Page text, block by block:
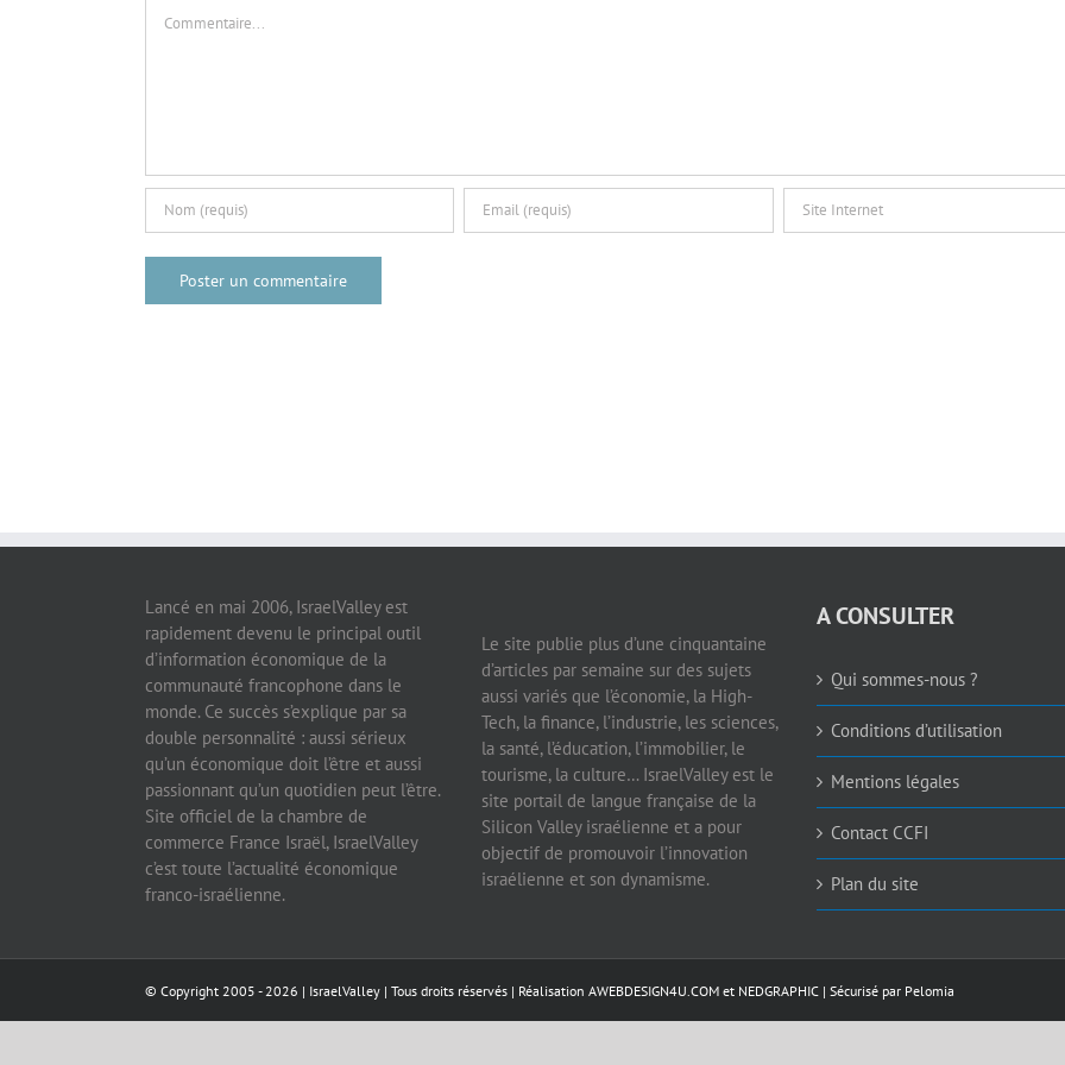
Lancé en mai 2006, IsraelValley est
rapidement devenu le principal outil
d’information économique de la
communauté francophone dans le
monde. Ce succès s’explique par sa
double personnalité : aussi sérieux
qu’un économique doit l’être et aussi
passionnant qu’un quotidien peut l’être.
Site officiel de la chambre de
commerce France Israël, IsraelValley
c’est toute l’actualité économique
franco-israélienne.
Le site publie plus d’une cinquantaine
d’articles par semaine sur des sujets
aussi variés que l’économie, la High-
Tech, la finance, l’industrie, les sciences,
la santé, l’éducation, l’immobilier, le
tourisme, la culture… IsraelValley est le
site portail de langue française de la
Silicon Valley israélienne et a pour
objectif de promouvoir l’innovation
israélienne et son dynamisme.
A CONSULTER
Qui sommes-nous ?
Conditions d’utilisation
Mentions légales
Contact CCFI
Plan du site
© Copyright 2005 -2026 | IsraelValley | Tous droits réservés | Réalisation AWEBDESIGN4U.COM et NEDGRAPHIC | Sécurisé par Pelomia